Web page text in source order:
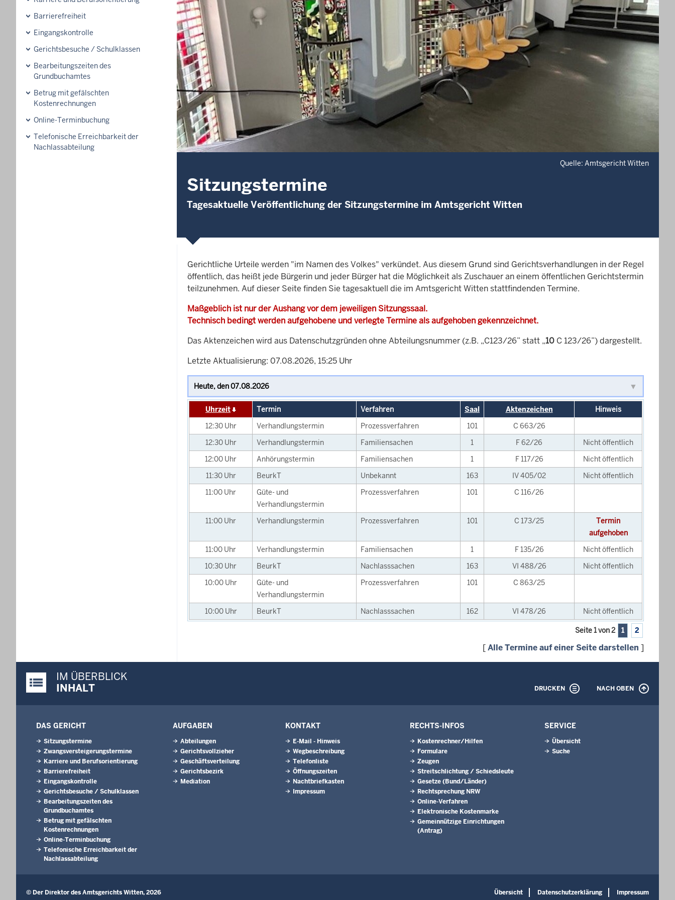
Barrierefreiheit
Eingangskontrolle
Gerichtsbesuche / Schulklassen
Bearbeitungszeiten des
Grundbuchamtes
Betrug mit gefälschten
Kostenrechnungen
Online-Terminbuchung
Telefonische Erreichbarkeit der
Nachlassabteilung
Quelle: Amtsgericht Witten
Sitzungstermine
Tagesaktuelle Veröffentlichung der Sitzungstermine im Amtsgericht Witten
Gerichtliche Urteile werden "im Namen des Volkes" verkündet. Aus diesem Grund sind Gerichtsverhandlungen in der Regel
öffentlich, das heißt jede Bürgerin und jeder Bürger hat die Möglichkeit als Zuschauer an einem öffentlichen Gerichtstermin
teilzunehmen. Auf dieser Seite finden Sie tagesaktuell die im Amtsgericht Witten stattfindenden Termine.
Maßgeblich ist nur der Aushang vor dem jeweiligen Sitzungssaal.
Technisch bedingt werden aufgehobene und verlegte Termine als aufgehoben gekennzeichnet.
Das Aktenzeichen wird aus Datenschutzgründen ohne Abteilungsnummer (z.B. „C123/26” statt „10 C 123/26”) dargestellt.
Letzte Aktualisierung: 07.08.2026, 15:25 Uhr
Uhrzeit Termin Verfahren Saal Aktenzeichen
Hinweis
12:30 Uhr Verhandlungstermin Prozessverfahren 101
C 663/26
12:30 Uhr Verhandlungstermin Familiensachen 1 F 62/26
Nicht öffentlich
12:00 Uhr Anhörungstermin Familiensachen 1 F 117/26
Nicht öffentlich
11:30 Uhr BeurkT Unbekannt 163 IV 405/02
Nicht öffentlich
11:00 Uhr
Güte- und
Verhandlungstermin
Prozessverfahren 101 C 116/26
11:00 Uhr Verhandlungstermin Prozessverfahren 101 C 173/25
Termin
aufgehoben
11:00 Uhr Verhandlungstermin Familiensachen 1 F 135/26
Nicht öffentlich
10:30 Uhr BeurkT Nachlasssachen 163 VI 488/26
Nicht öffentlich
10:00 Uhr
Güte- und
Verhandlungstermin
Prozessverfahren 101 C 863/25
10:00 Uhr BeurkT Nachlasssachen 162 VI 478/26 Nicht öffentlich
Seite 1 von 2 1 2
[Alle Termine auf einer Seite darstellen ]
Justiz-Portal im Überblick:
IM ÜBERBLICK
INHALT
DRUCKEN NACH OBEN
DAS GERICHT
Sitzungstermine
Zwangsversteigerungs­termine
Karriere und Berufsorientierung
Barrierefreiheit
Eingangskontrolle
Gerichtsbesuche / Schulklassen
Bearbeitungszeiten des
Grundbuchamtes
Betrug mit gefälschten
Kostenrechnungen
Online-Terminbuchung
Telefonische Erreichbarkeit der
Nachlassabteilung
AUFGABEN
Abteilungen
Gerichtsvollzieher
Geschäftsverteilung
Gerichtsbezirk
Mediation
KONTAKT
E-Mail - Hinweis
Wegbeschreibung
Telefonliste
Öffnungszeiten
Nachtbriefkasten
Impressum
RECHTS-INFOS
Kostenrechner/Hilfen
Formulare
Zeugen
Streitschlichtung / Schiedsleute
Gesetze (Bund/Länder)
Rechtsprechung NRW
Online-Verfahren
Elektronische Kostenmarke
Gemeinnützige Einrichtungen
(Antrag)
SERVICE
Übersicht
Suche
Übersicht Datenschutzerklärung Impressum
© Der Direktor des Amtsgerichts Witten, 2026